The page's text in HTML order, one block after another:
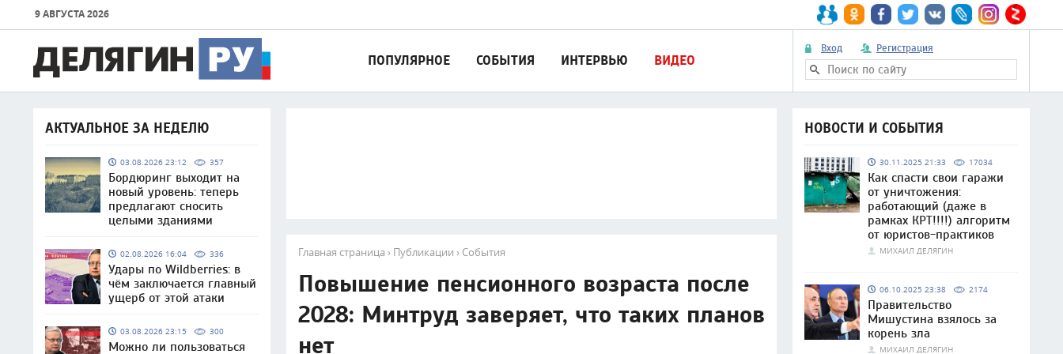
9 АВГУСТА 2026
Вход Регистрация
ПОПУЛЯРНОЕ СОБЫТИЯ ИНТЕРВЬЮ ВИДЕО
АКТУАЛЬНОЕ ЗА НЕДЕЛЮ
03.08.2026 23:12 357
Бордюринг выходит на
новый уровень: теперь
предлагают сносить
целыми зданиями
02.08.2026 16:04 336
Удары по Wildberries: в
чём заключается главный
ущерб от этой атаки
03.08.2026 23:15 300
Можно ли пользоваться
Главная страница › Публикации › События
Повышение пенсионного возраста после
2028: Минтруд заверяет, что таких планов
нет
НОВОСТИ И СОБЫТИЯ
30.11.2025 21:33 17034
Как спасти свои гаражи
от уничтожения:
работающий (даже в
рамках КРТ!!!!) алгоритм
от юристов-практиков
МИХАИЛ ДЕЛЯГИН
06.10.2025 23:38 2174
Правительство
Мишустина взялось за
корень зла
МИХАИЛ ДЕЛЯГИН